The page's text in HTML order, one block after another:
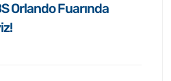
Orlando Fuarında